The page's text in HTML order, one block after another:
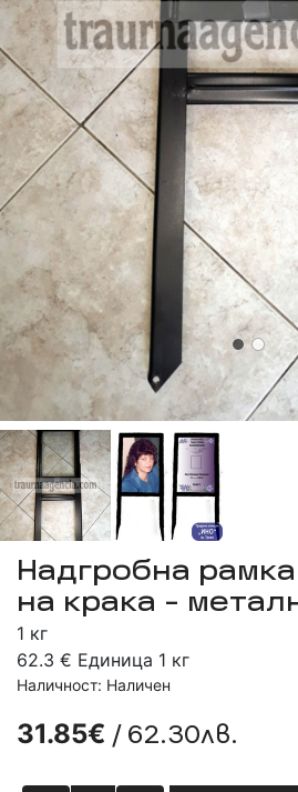
Надгробна
на крака -
1 кг
62.3 € Единица 1 кг
Наличност: Наличен
31.85€ / 62.30лв.